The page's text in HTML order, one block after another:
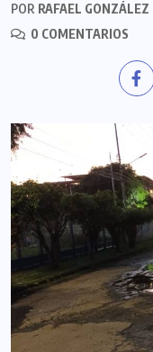
POR RAFAEL GONZÁLEZ
0 COMENTARIOS